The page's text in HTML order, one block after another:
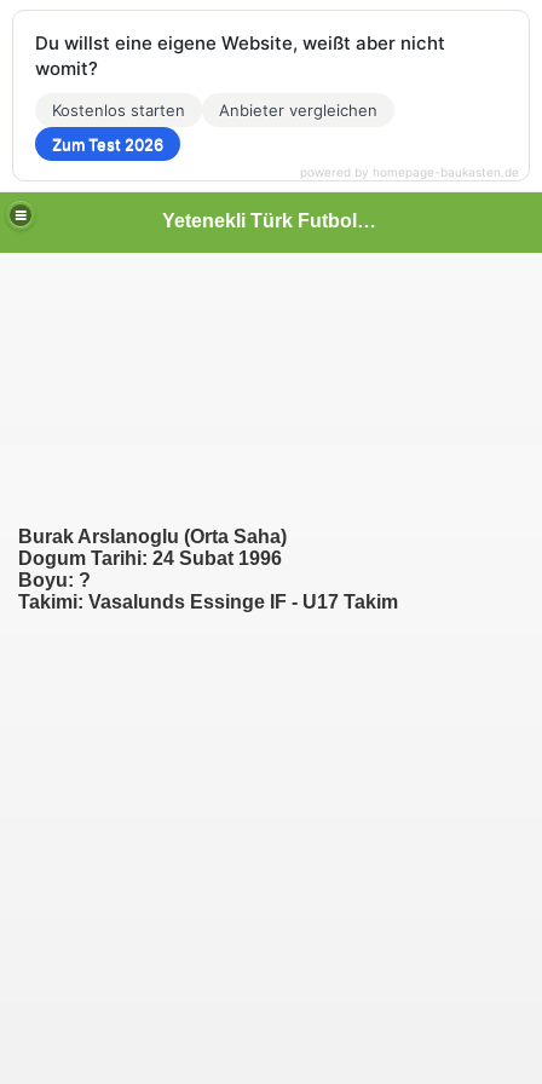
Yetenekli Türk Futbolcular
Burak Arslanoglu (Orta Saha)
Dogum Tarihi: 24 Subat 1996
Boyu: ?
Takimi: Vasalunds Essinge IF - U17 Takim
Du willst eine eigene Website, weißt aber nicht
womit?
Kostenlos starten
Anbieter vergleichen
Zum Test 2026
powered by homepage-baukasten.de